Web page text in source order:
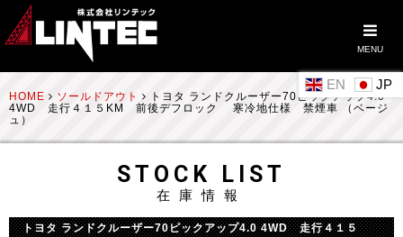
MENU
EN
HOME ソールドアウト
トヨタ ランドクルーザー70ピックアップ4.0
4WD 走行４１５KM 前後デフロック 寒冷地仕様 禁煙車 （ベージ
ュ）
STOCK LIST
在庫情報
トヨタ ランドクルーザー70ピックアップ4.0 4WD 走行４１５